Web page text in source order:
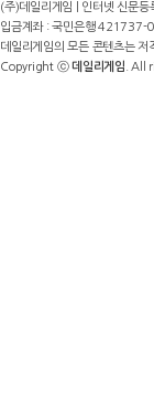
(주)데일리게임 | 인터넷 신문
입금계좌 : 국민은행
데일리게임의 모든 콘텐츠는 저
Copyright ⓒ데일리게임 . All